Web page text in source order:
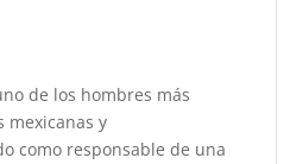
de los hombres más
mexicanas y
como responsable de una